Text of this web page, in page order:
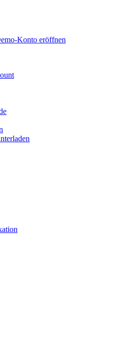
Konto eröffnen